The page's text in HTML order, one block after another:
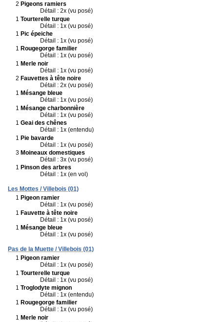
2 Pigeons ramiers
Détail : 2x (vu posé)
1 Tourterelle turque
Détail : 1x (vu posé)
1 Pic épeiche
Détail : 1x (vu posé)
1 Rougegorge familier
Détail : 1x (vu posé)
1 Merle noir
Détail : 1x (vu posé)
2 Fauvettes à tête noire
Détail : 2x (vu posé)
1 Mésange bleue
Détail : 1x (vu posé)
1 Mésange charbonnière
Détail : 1x (vu posé)
1 Geai des chênes
Détail : 1x (entendu)
1 Pie bavarde
Détail : 1x (vu posé)
3 Moineaux domestiques
Détail : 3x (vu posé)
1 Pinson des arbres
Détail : 1x (en vol)
Les Mottes / Villebois (01)
1 Pigeon ramier
Détail : 1x (vu posé)
1 Fauvette à tête noire
Détail : 1x (vu posé)
1 Mésange bleue
Détail : 1x (vu posé)
Pas de la Muette / Villebois (01)
1 Pigeon ramier
Détail : 1x (vu posé)
1 Tourterelle turque
Détail : 1x (vu posé)
1 Troglodyte mignon
Détail : 1x (entendu)
1 Rougegorge familier
Détail : 1x (vu posé)
1 Merle noir